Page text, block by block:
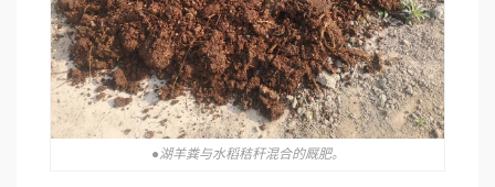
●湖羊粪与水稻秸秆混合的厩肥。